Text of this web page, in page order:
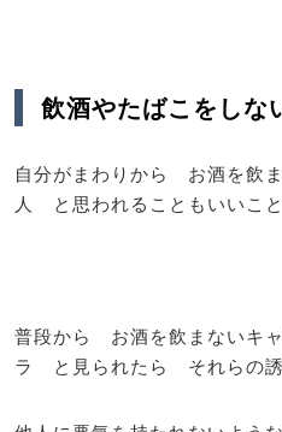
飲酒やたばこをしな
自分がまわりから お酒を飲
人 と思われることもいいこ
普段から お酒を飲まないキ
ラ と見られたら それらの誘